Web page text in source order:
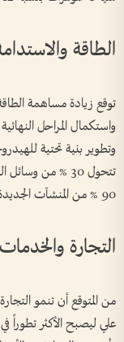
الطاقة
واستكمال المراحل
تتحول 30 % من
90 % من المنشآت الجديدة.
التجارة